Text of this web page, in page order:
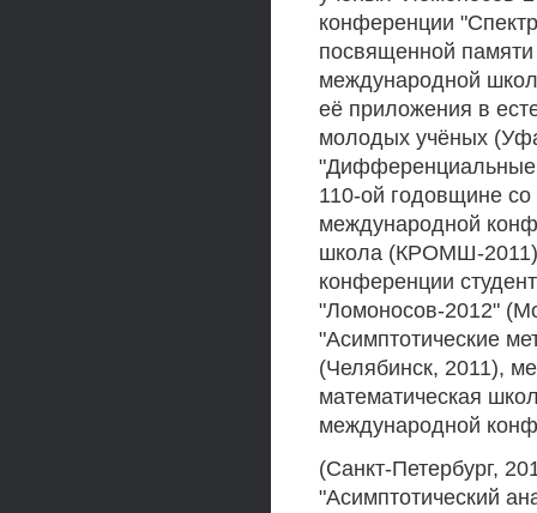
конференции
посвященной
международной
её приложения в
молодых учёных
"Дифференциальные
110-ой годовщине
международной
школа (КРОМШ-
конференции
"Ломоносов-2012"
"Асимптотические
(Челябинск, 2011),
математическая
международной
(Санкт-Петербург,
"Асимптотический